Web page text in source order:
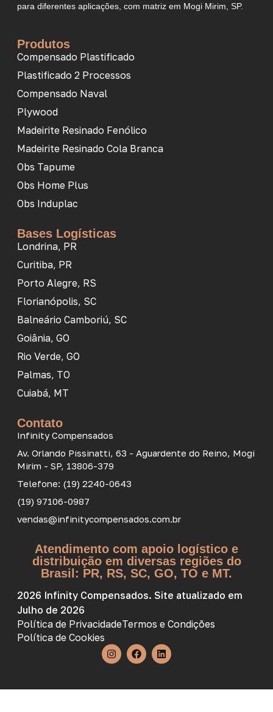
para diferentes aplicações, com matriz em Mogi Mirim, SP.
Produtos
Compensado Plastificado
Plastificado 2 Processos
Compensado Naval
Plywood
Madeirite Resinado Fenólico
Madeirite Resinado Cola Branca
Obs Tapume
Obs Home Plus
Obs Induplac
Bases Logísticas
Londrina, PR
Curitiba, PR
Porto Alegre, RS
Florianópolis, SC
Balneário Camboriú, SC
Goiânia, GO
Rio Verde, GO
Palmas, TO
Cuiabá, MT
Contato
Infinity Compensados
Av. Orlando Pissinatti, 63 - Aguardente do Reino, Mogi
Mirim - SP, 13806-379
Telefone: (19) 2240-0643
(19) 97106-0987
vendas@infinitycompensados.com.br
Atendimento com apoio logístico e
distribuição em diversas regiões do
Brasil: PR, RS, SC, GO, TO e MT.
2026 Infinity Compensados. Site atualizado em
Julho de 2026
Política de PrivacidadeTermos e Condições
Política de Cookies